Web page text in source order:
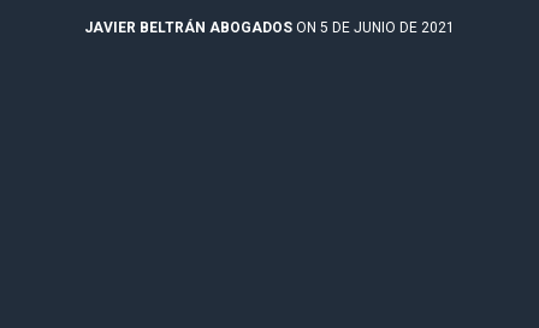
JAVIER BELTRÁN ABOGADOS ON 5 DE JUNIO DE 2021